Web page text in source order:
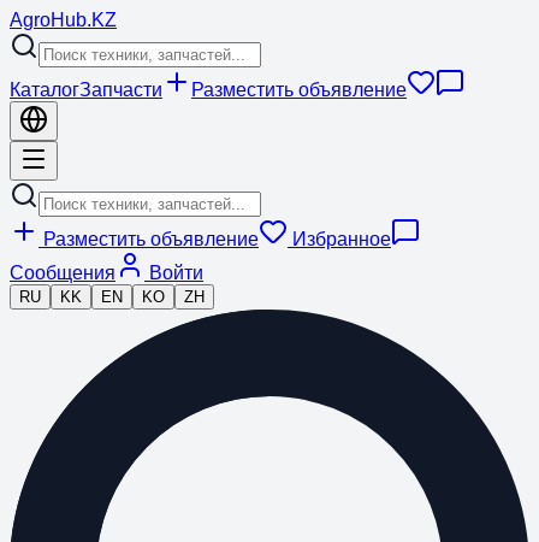
AgroHub.KZ
КаталогЗапчасти Разместить объявление
Разместить объявление
Избранное
Сообщения
Войти
RU KK EN KO ZH